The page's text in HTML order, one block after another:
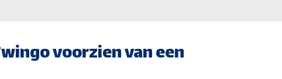
voorzien van een